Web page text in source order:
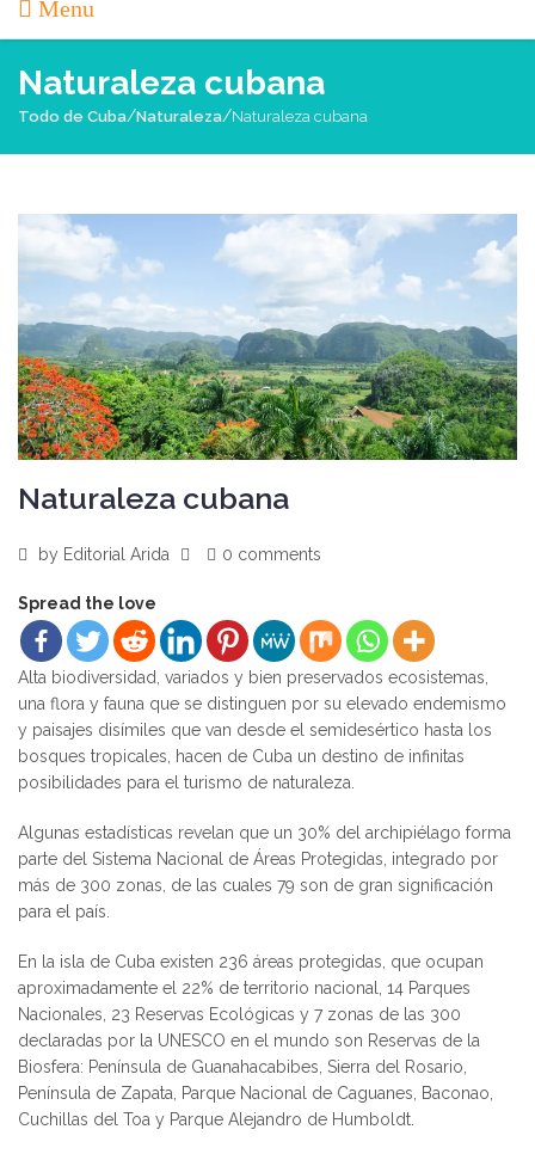
Menu
Naturaleza cubana
Todo de Cuba/Naturaleza/Naturaleza cubana
Naturaleza cubana
by Editorial Arida 0 comments
Spread the love
Alta biodiversidad, variados y bien preservados ecosistemas,
una flora y fauna que se distinguen por su elevado endemismo
y paisajes disímiles que van desde el semidesértico hasta los
bosques tropicales, hacen de Cuba un destino de infinitas
posibilidades para el turismo de naturaleza.
Algunas estadísticas revelan que un 30% del archipiélago forma
parte del Sistema Nacional de Áreas Protegidas, integrado por
más de 300 zonas, de las cuales 79 son de gran significación
para el país.
En la isla de Cuba existen 236 áreas protegidas, que ocupan
aproximadamente el 22% de territorio nacional, 14 Parques
Nacionales, 23 Reservas Ecológicas y 7 zonas de las 300
declaradas por la UNESCO en el mundo son Reservas de la
Biosfera: Península de Guanahacabibes, Sierra del Rosario,
Península de Zapata, Parque Nacional de Caguanes, Baconao,
Cuchillas del Toa y Parque Alejandro de Humboldt.